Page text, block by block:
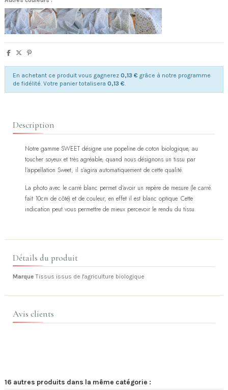
En achetant ce produit vous gagnerez 0,13 € grâce à notre programme
de fidélité. Votre panier totalisera 0,13 €.
Description
Notre gamme SWEET désigne une popeline de coton biologique, au
toucher soyeux et très agréable, quand nous désignons un tissu par
l'appellation Sweet, il s'agira automatiquement de cette qualité.
La photo avec le carré blanc permet d'avoir un repère de mesure (le carré
fait 10cm de côté) et de couleur, en effet il est blanc optique. Cette
indication peut vous permettre de mieux percevoir le rendu du tissu.
Détails du produit
Marque Tissus issus de l'agriculture biologique
Avis clients
16 autres produits dans la même catégorie :